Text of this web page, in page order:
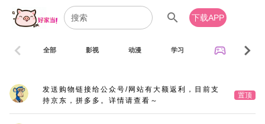
search 下载APP
全部 影视 动漫 学习 sports_esports
chevron_left chevron_right
发送购物链接给公众号/网站有大额返利，目前支
持京东，拼多多。详情请查看～
置顶